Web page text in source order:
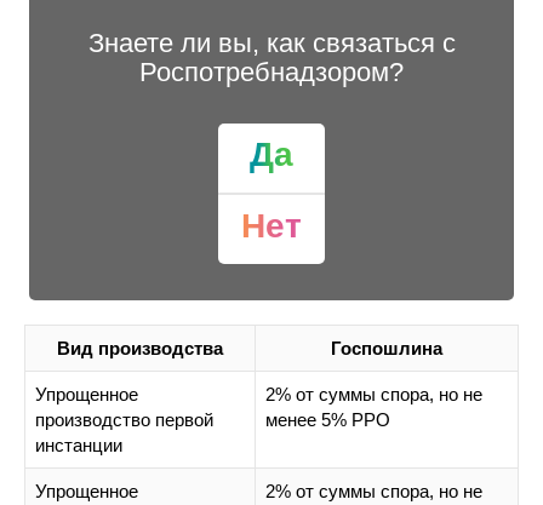
Знаете ли вы, как связаться с
Роспотребнадзором?
Да
Нет
Вид производства Госпошлина
Упрощенное
производство первой
инстанции
2% от суммы спора, но не
менее 5% РРО
Упрощенное
2% от суммы спора, но не